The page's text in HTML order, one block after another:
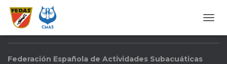
FEDAS
Federación Española de Actividades Subacuáticas